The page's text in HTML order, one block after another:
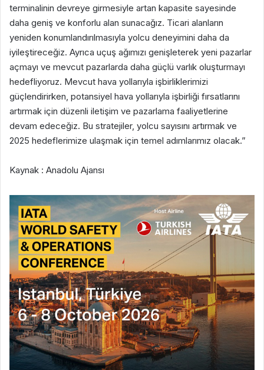
terminalinin devreye girmesiyle artan kapasite sayesinde
daha geniş ve konforlu alan sunacağız. Ticari alanların
yeniden konumlandırılmasıyla yolcu deneyimini daha da
iyileştireceğiz. Ayrıca uçuş ağımızı genişleterek yeni pazarlar
açmayı ve mevcut pazarlarda daha güçlü varlık oluşturmayı
hedefliyoruz. Mevcut hava yollarıyla işbirliklerimizi
güçlendirirken, potansiyel hava yollarıyla işbirliği fırsatlarını
artırmak için düzenli iletişim ve pazarlama faaliyetlerine
devam edeceğiz. Bu stratejiler, yolcu sayısını artırmak ve
2025 hedeflerimize ulaşmak için temel adımlarımız olacak.”
Kaynak : Anadolu Ajansı